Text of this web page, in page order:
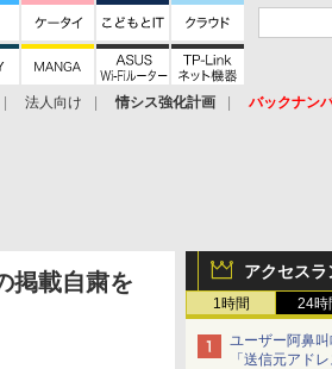
法人向け 情シス強化計画
バックナン
アクセス
1時間 24時
ユーザー阿鼻
「送信元アド
掲載自粛を